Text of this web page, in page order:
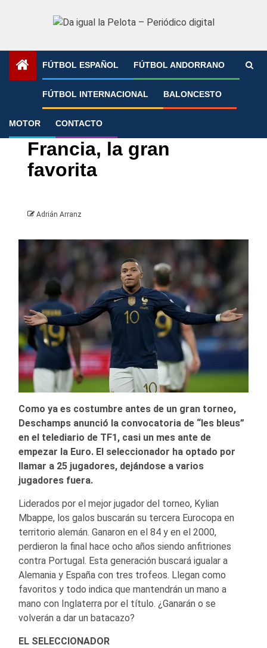
FÚTBOL ESPAÑOL FÚTBOL ANDORRANO
FÚTBOL INTERNACIONAL BALONCESTO
MOTOR CONTACTO
»
Eurocopa Fútbol Internacional
Francia, la gran
favorita
Adrián Arranz
Como ya es costumbre antes de un gran torneo,
Deschamps anunció la convocatoria de “les bleus”
en el telediario de TF1, casi un mes ante de
empezar la Euro. El seleccionador ha optado por
llamar a 25 jugadores, dejándose a varios
jugadores fuera.
Liderados por el mejor jugador del torneo, Kylian
Mbappe, los galos buscarán su tercera Eurocopa en
territorio alemán. Ganaron en el 84 y en el 2000,
perdieron la final hace ocho años siendo anfitriones
contra Portugal. Esta generación buscará igualar a
Alemania y España con tres trofeos. Llegan como
favoritos y todo indica que mantendrán un mano a
mano con Inglaterra por el título. ¿Ganarán o se
volverán a dar un batacazo?
EL SELECCIONADOR